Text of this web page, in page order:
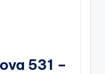
531 –